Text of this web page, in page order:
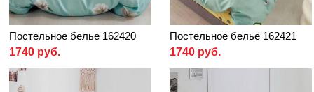
Постельное белье 162420
1740 руб.
Постельное белье 162421
1740 руб.